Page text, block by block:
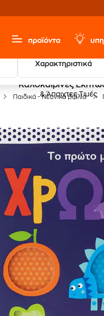
προϊόντα
Χαρακτηριστικά
Καλοκαιρινές
& Άπαιχτες Τιμές
Παιδικά - Νεανικά βιβλία